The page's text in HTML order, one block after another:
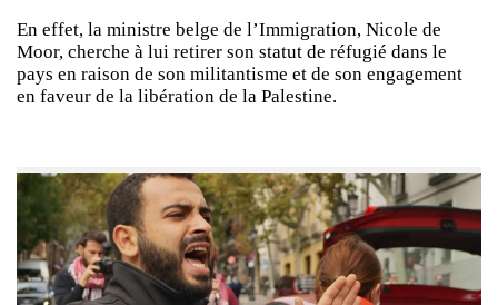
En effet, la ministre belge de l’Immigration, Nicole de
Moor, cherche à lui retirer son statut de réfugié dans le
pays en raison de son militantisme et de son engagement
en faveur de la libération de la Palestine.